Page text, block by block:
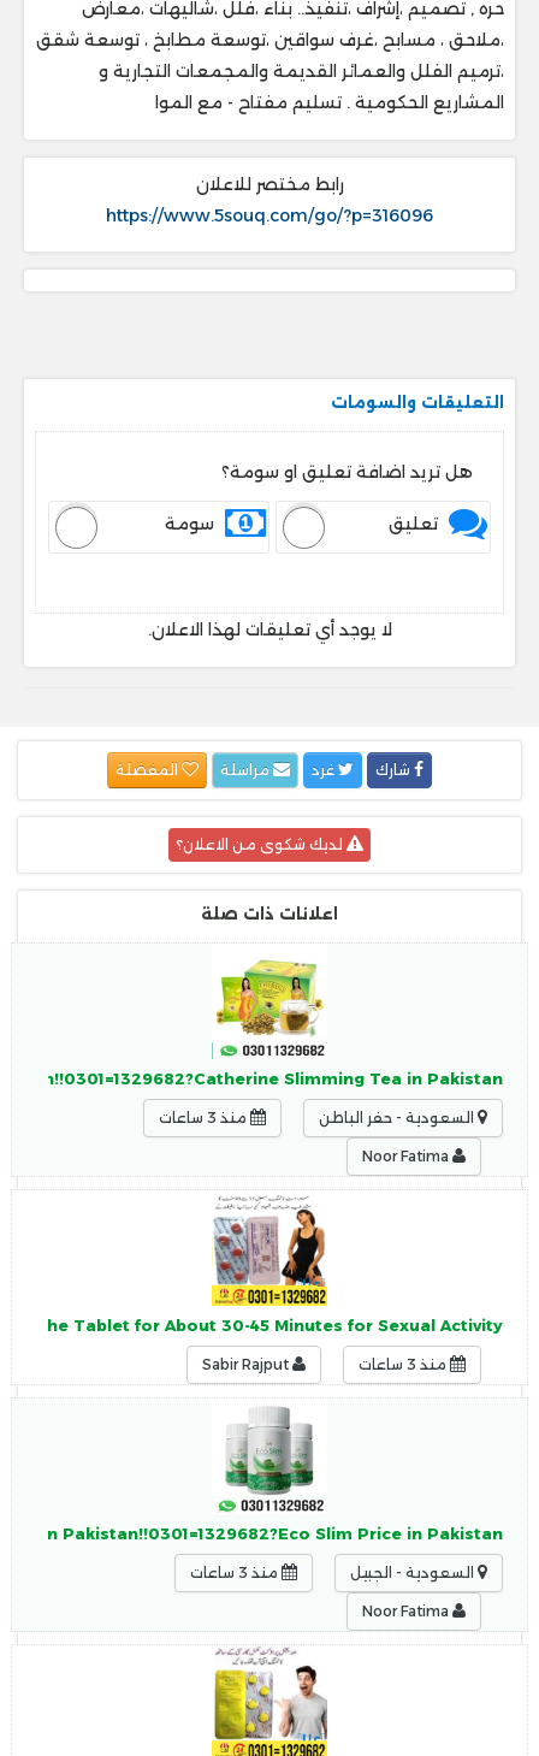
حره , تصميم ،إشراف ،تنفيذ.. ‎بناء ،فلل ،شاليهات ،معارض
،ملاحق ، ‎مسابح ،غرف سواقين ،توسعة مطابخ ، ‎توسعة شقق
،ترميم الفلل والعمائر القديمة والمجمعات التجارية و
المشاريع الحكومية . ‎تسليم مفتاح - مع الموا
رابط مختصر للاعلان
https://www.5souq.com/go/?p=316096
التعليقات والسومات
هل تريد اضافة تعليق او سومة؟
تعليق سومة
لا يوجد أي تعليقات لهذا الاعلان.
شارك غرد
لديك شكوى من الاعلان؟
اعلانات ذات صلة
Slimming Tea in Pakistan
السعودية - حفر الباطن منذ 3 ساعات
the Tablet for About 30-45 Minutes for Sexual Activity.
منذ 3 ساعات
In Pakistan!!0301=1329682?Eco Slim Price in Pakistan
السعودية - الجبيل منذ 3 ساعات